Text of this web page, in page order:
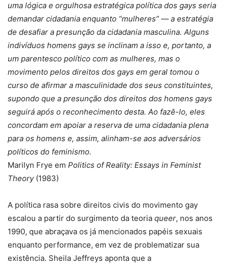
uma lógica e orgulhosa estratégica política dos gays seria
demandar cidadania enquanto “mulheres” — a estratégia
de desafiar a presunção da cidadania masculina. Alguns
indivíduos homens gays se inclinam a isso e, portanto, a
um parentesco político com as mulheres, mas o
movimento pelos direitos dos gays em geral tomou o
curso de afirmar a masculinidade dos seus constituintes,
supondo que a presunção dos direitos dos homens gays
seguirá após o reconhecimento desta. Ao fazê-lo, eles
concordam em apoiar a reserva de uma cidadania plena
para os homens e, assim, alinham-se aos adversários
políticos do feminismo.
Marilyn Frye em Politics of Reality: Essays in Feminist
Theory(1983)
A política rasa sobre direitos civis do movimento gay
escalou a partir do surgimento da teoria queer, nos anos
1990, que abraçava os já mencionados papéis sexuais
enquanto performance, em vez de problematizar sua
existência. Sheila Jeffreys aponta que a